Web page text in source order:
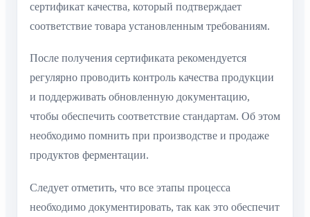
сертификат качества, который подтверждает
соответствие товара установленным требованиям.
После получения сертификата рекомендуется
регулярно проводить контроль качества продукции
и поддерживать обновленную документацию,
чтобы обеспечить соответствие стандартам. Об этом
необходимо помнить при производстве и продаже
продуктов ферментации.
Следует отметить, что все этапы процесса
необходимо документировать, так как это обеспечит